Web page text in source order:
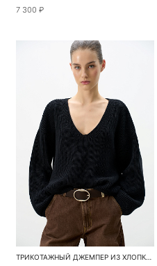
7 300 ₽
ТРИКОТАЖНЫЙ ДЖЕМПЕР ИЗ ХЛОПКА С V-ОБРАЗНЫМ ВЫРЕЗОМ